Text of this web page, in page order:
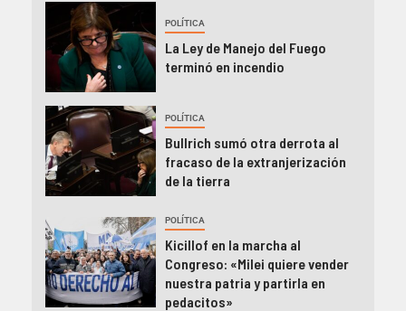
POLÍTICA
La Ley de Manejo del Fuego
terminó en incendio
POLÍTICA
Bullrich sumó otra derrota al
fracaso de la extranjerización
de la tierra
POLÍTICA
Kicillof en la marcha al
Congreso: «Milei quiere vender
nuestra patria y partirla en
pedacitos»